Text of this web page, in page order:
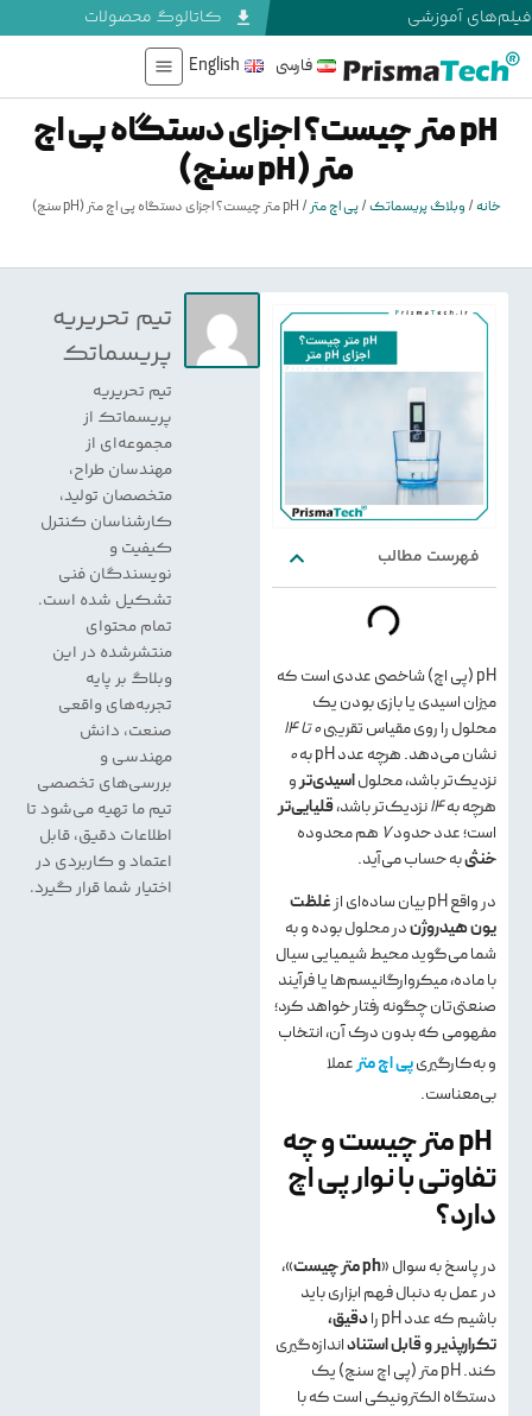
فیلم‌های آموزشی
کاتالوگ محصولات
فارسی
English
pH متر چیست؟ اجزای دستگاه پی اچ
متر (pH سنج)
خانه/ وبلاگ پریسماتک/پی اچ متر/ pH متر چیست؟ اجزای دستگاه پی اچ متر (pH سنج)
فهرست مطالب
pH (پی اچ) شاخصی عددی است که
میزان اسیدی یا بازی بودن یک
محلول را روی مقیاس تقریبی۰ تا ۱۴
نشان می‌دهد. هرچه عدد pH به
۰
نزدیک‌تر باشد، محلولاسیدی‌ترو
هرچه به۱۴نزدیک‌تر باشد،قلیایی‌تر
است؛ عدد حدود۷ هم محدوده
خنثیبه حساب می‌آید.
در واقع pH بیان ساده‌ای از
غلظت
یون هیدروژندر محلول بوده و به
شما می‌گوید محیط شیمیایی سیال
با ماده، میکروارگانیسم‌ها یا فرآیند
صنعتی‌تان چگونه رفتار خواهد کرد؛
مفهومی که بدون درک آن، انتخاب
و به‌کارگیریپی اچ مترعملا
بی‌معناست.
pH متر چیست و چه
تفاوتی با نوار پی اچ
دارد؟
در پاسخ به سوال «phمتر چیست»،
در عمل به دنبال فهم ابزاری باید
باشیم که عدد pH را
دقیق،
تکرارپذیر و قابل استناداندازه‌گیری
کند. pH متر (پی اچ سنج) یک
دستگاه الکترونیکی است که با
تیم تحریریه
پریسماتک
تیم تحریریه
پریسماتک از
مجموعه‌ای از
مهندسان طراح،
متخصصان تولید،
کارشناسان کنترل
کیفیت و
نویسندگان فنی
تشکیل شده است.
تمام محتوای
منتشرشده در این
وبلاگ بر پایه
تجربه‌های واقعی
صنعت، دانش
مهندسی و
بررسی‌های تخصصی
تیم ما تهیه می‌شود تا
اطلاعات دقیق، قابل
اعتماد و کاربردی در
اختیار شما قرار گیرد.